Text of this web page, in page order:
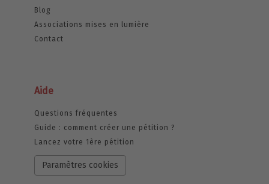
Blog
Associations mises en lumière
Contact
Aide
Questions fréquentes
Guide : comment créer une pétition ?
Lancez votre 1ère pétition
Paramètres cookies